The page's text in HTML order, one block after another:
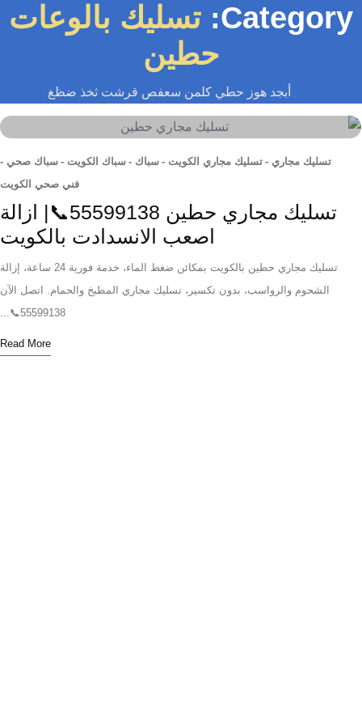
تسليك بالوعات
حطين
أبجد هوز حطي كلمن سعفص قرشت ثخذ ضظغ
تسليك مجاري- تسليك مجاري الكويت- سباك- سباك الكويت- سباك صحي-
فني صحي الكويت
تسليك مجاري حطين 55599138📞| ازالة
اصعب الانسدادت بالكويت
تسليك مجاري حطين بالكويت بمكائن ضغط الماء، خدمة فورية 24 ساعة، إزالة
الشحوم والرواسب، بدون تكسير، تسليك مجاري المطبخ والحمام. اتصل الآن
55599138📞...
Read More